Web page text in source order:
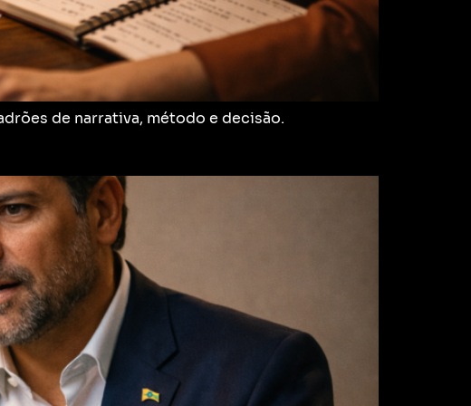
de narrativa, método e decisão.